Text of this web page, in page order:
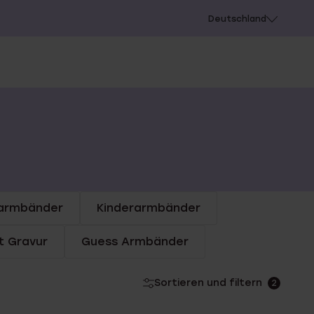
Deutschland
Kinderarmbänder
Gravur Guess Armbänder
Sortieren und filtern 2